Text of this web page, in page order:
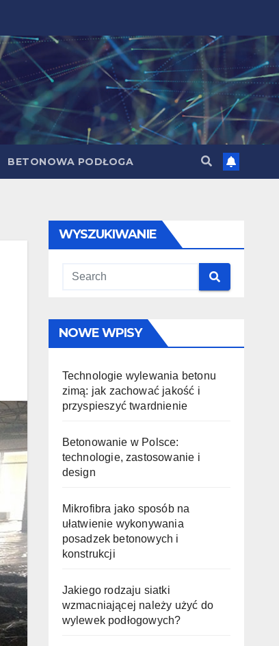
BETONOWA PODŁOGA
WYSZUKIWANIE
NOWE WPISY
Technologie wylewania betonu
zimą: jak zachować jakość i
przyspieszyć twardnienie
Betonowanie w Polsce:
technologie, zastosowanie i
design
Mikrofibra jako sposób na
ułatwienie wykonywania
posadzek betonowych i
konstrukcji
Jakiego rodzaju siatki
wzmacniającej należy użyć do
wylewek podłogowych?